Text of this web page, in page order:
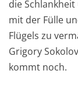
die
mit der Fülle
Flügels zu
Grigory
kommt noch.